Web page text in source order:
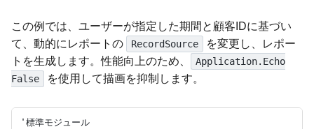
この例では、ユーザーが指定した期間と顧客IDに基づい
て、動的にレポートの
RecordSource
を変更し、レポー
トを生成します。性能向上のため、
Application.Echo
False
を使用して描画を抑制します。
'標準モジュール